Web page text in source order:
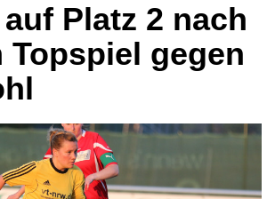
Platz 2 nach
Topspiel gegen